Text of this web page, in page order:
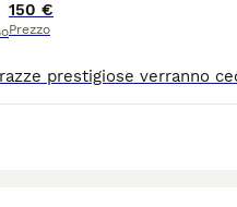
150 €
Prezzo